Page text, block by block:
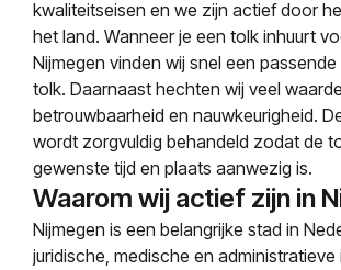
kwaliteitseisen en we zijn actief door
het land. Wanneer je een tolk inhuurt
Nijmegen vinden wij snel een passende
tolk. Daarnaast hechten wij veel
betrouwbaarheid en nauwkeurigheid.
wordt zorgvuldig behandeld zodat de
gewenste tijd en plaats aanwezig is.
Waarom wij actief zijn in
Nijmegen is een belangrijke stad in
juridische, medische en administratieve